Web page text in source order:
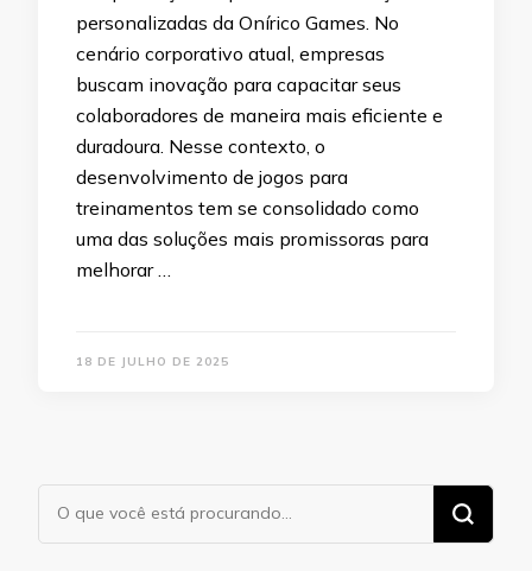
personalizadas da Onírico Games. No
cenário corporativo atual, empresas
buscam inovação para capacitar seus
colaboradores de maneira mais eficiente e
duradoura. Nesse contexto, o
desenvolvimento de jogos para
treinamentos tem se consolidado como
uma das soluções mais promissoras para
melhorar …
18 DE JULHO DE 2025
Procurando
algo?